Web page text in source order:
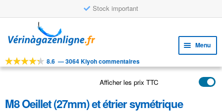
Stock important
à
navigation
au
Menu
OUTILS
le
menu
APPLICATIONS
8.6 —3064 Kiyoh commentaires
Afficher les prix TTC
M8 Oeillet (27mm) et étrier symétrique